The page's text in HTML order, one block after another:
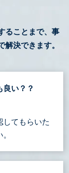
ることまで、事
決できます。
良い？？
してもらいた